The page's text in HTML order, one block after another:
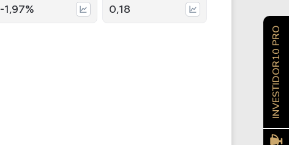
-1,97% 0,18
INVESTIDOR10 PRO